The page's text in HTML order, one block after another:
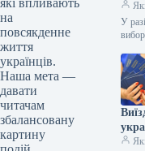
які впливають
на
повсякденне
життя
українців.
Наша мета —
давати
читачам
збалансовану
картину
У
би